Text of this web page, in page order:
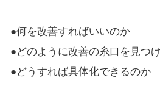
●何を改善すればいいのか
●どのように改善の糸口を見つ
●どうすれば具体化できるのか